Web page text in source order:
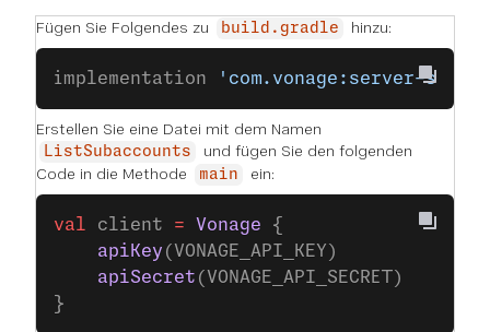
Fügen Sie Folgendes zu build.gradle hinzu:
implementation 'com.vonage:server-
Erstellen Sie eine Datei mit dem Namen
ListSubaccounts
und fügen Sie den folgenden
Code in die Methode
main ein:
val client = Vonage {
    apiKey
(VONAGE_API_KEY)
    apiSecret
(VONAGE_API_SECRET)
}